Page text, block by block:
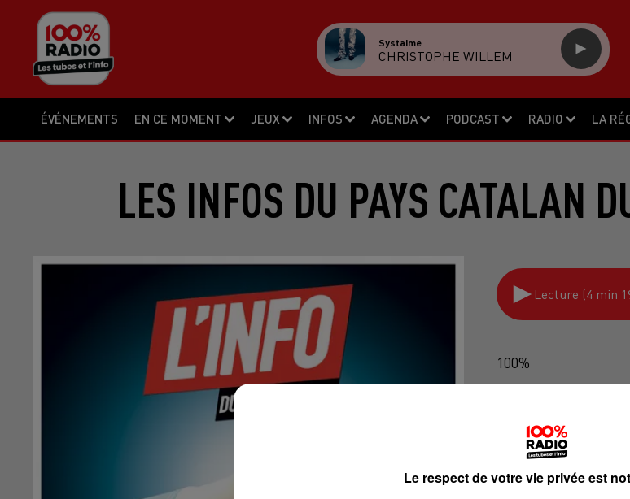
ÉVÉNEMENTS EN CE MOMENT JEUX INFOS AGENDA PODCAST RADIO LA
Systaime
CHRISTOPHE WILLEM
LES INFOS DU PAYS CATALAN
Lecture (4 min
100%
Le respect de votre vie privée est